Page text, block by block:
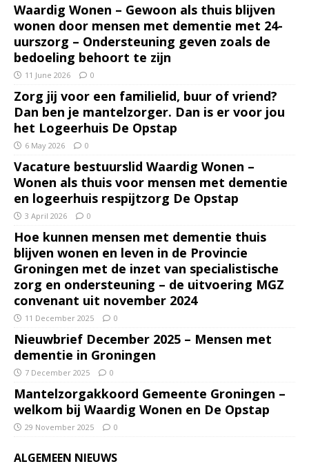
Waardig Wonen – Gewoon als thuis blijven
wonen door mensen met dementie met 24-
uurszorg – Ondersteuning geven zoals de
bedoeling behoort te zijn
11 June 2026 0
Zorg jij voor een familielid, buur of vriend?
Dan ben je mantelzorger. Dan is er voor jou
het Logeerhuis De Opstap
6 May 2026 0
Vacature bestuurslid Waardig Wonen –
Wonen als thuis voor mensen met dementie
en logeerhuis respijtzorg De Opstap
3 April 2026 0
Hoe kunnen mensen met dementie thuis
blijven wonen en leven in de Provincie
Groningen met de inzet van specialistische
zorg en ondersteuning – de uitvoering MGZ
convenant uit november 2024
11 December 2025 0
Nieuwbrief December 2025 – Mensen met
dementie in Groningen
7 December 2025 0
Mantelzorgakkoord Gemeente Groningen –
welkom bij Waardig Wonen en De Opstap
29 November 2025 0
ALGEMEEN NIEUWS